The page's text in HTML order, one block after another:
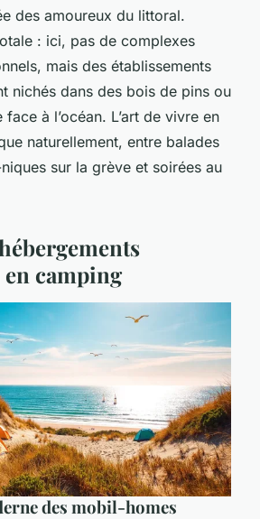
des amoureux du littoral.
: ici, pas de complexes
mais des établissements
nichés dans des bois de pins ou
à l’océan. L’art de vivre en
naturellement, entre balades
sur la grève et soirées au
camping
des mobil-homes